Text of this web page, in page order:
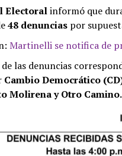
Electoralinformó que
48 denuncias por
Martinelli se notifica de
las denuncias
Cambio Democrático
Molirena y Otro Camino.